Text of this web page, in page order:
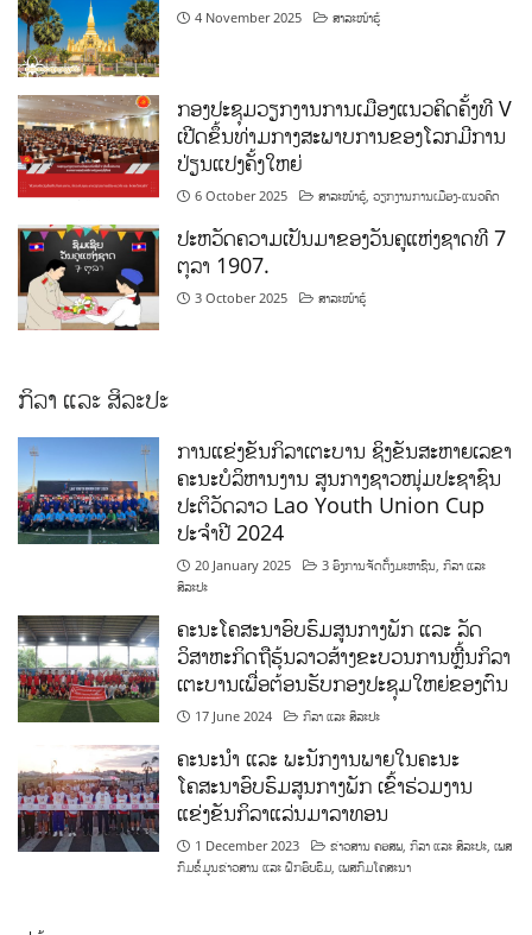
4 November 2025 ສາລະໜ້າຮູ້
ກອງປະຊຸມວຽກງານການເມືອງແນວຄິດຄັ້ງທີ V
ເປີດຂຶ້ນທ່າມກາງສະພາບການຂອງໂລກມີການ
ປ່ຽນແປງຄັ້ງໃຫຍ່
6 October 2025 ສາລະໜ້າຮູ້,ວຽກງານການເມືອງ-ແນວຄິດ
ປະຫວັດຄວາມເປັນມາຂອງວັນຄູແຫ່ງຊາດທີ 7
ຕຸລາ 1907.
3 October 2025 ສາລະໜ້າຮູ້
ກິລາ ແລະ ສິລະປະ
ການແຂ່ງຂັນກິລາເຕະບານ ຊິງຂັນສະຫາຍເລຂາ
ຄະນະບໍລິຫານງານ ສູນກາງຊາວໜຸ່ມປະຊາຊົນ
ປະຕິວັດລາວ Lao Youth Union Cup
ປະຈຳປີ 2024
20 January 2025 3 ອົງການຈັດຕັ້ງມະຫາຊົນ,ກິລາ ແລະ
ສິລະປະ
ຄະນະໂຄສະນາອົບຮົມສູນກາງພັກ ແລະ ລັດ
ວິສາຫະກິດຖືຮຸ້ນລາວສ້າງຂະບວນການຫຼີ້ນກິລາ
ເຕະບານເພື່ອຕ້ອນຮັບກອງປະຊຸມໃຫຍ່ຂອງຕົນ
17 June 2024 ກິລາ ແລະ ສິລະປະ
ຄະນະນຳ ແລະ ພະນັກງານພາຍໃນຄະນະ
ໂຄສະນາອົບຮົມສູນກາງພັກ ເຂົ້າຮ່ວມງານ
ແຂ່ງຂັນກິລາແລ່ນມາລາທອນ
1 December 2023 ຂ່າວສານ ຄອສພ,ກິລາ ແລະ ສິລະປະ,ເພສ
ກົມຂໍ້ມູນຂ່າວສານ ແລະ ຝຶກອົບຮົມ,ເພສກົມໂຄສະນາ